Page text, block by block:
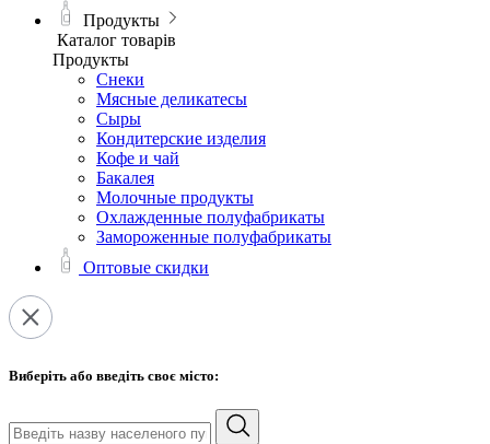
Продукты
Каталог товарів
Продукты
Снеки
Мясные деликатесы
Сыры
Кондитерские изделия
Кофе и чай
Бакалея
Молочные продукты
Охлажденные полуфабрикаты
Замороженные полуфабрикаты
Оптовые скидки
Виберіть або введіть своє місто: